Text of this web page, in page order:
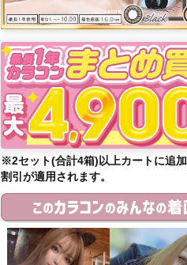
※2セット(合計4箱)以上カートに追
割引が適用されます。